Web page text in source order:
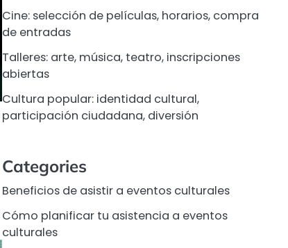
Cine: selección de películas, horarios, compra
de entradas
Talleres: arte, música, teatro, inscripciones
abiertas
Cultura popular: identidad cultural,
participación ciudadana, diversión
Categories
Beneficios de asistir a eventos culturales
Cómo planificar tu asistencia a eventos
culturales